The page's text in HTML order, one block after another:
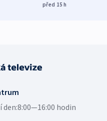
ukázala
před 15h
den:8:00—16:00 hodin